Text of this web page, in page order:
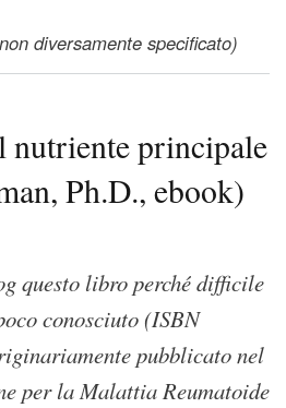
diversamente specificato)
principale
Ph.D., ebook)
questo libro perché difficile
conosciuto (ISBN
pubblicato nel
per la Malattia Reumatoide